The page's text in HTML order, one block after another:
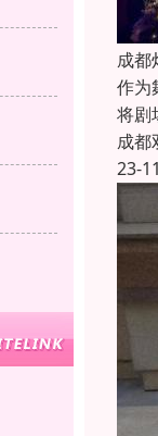
成都
作为
将剧
成都
23-